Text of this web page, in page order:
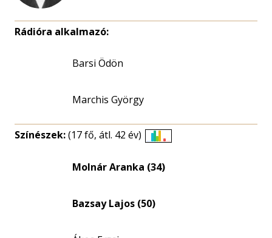
Rádióra alkalmazó:
Barsi Ödön
Marchis György
Színészek:(17 fő, átl. 42 év)
eloszlás
Molnár Aranka (34)
Bazsay Lajos (50)